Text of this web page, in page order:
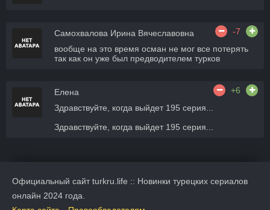
Самохвалова Ирина Вячеславовна
-7
вообще на это время осман не мог все потерять
так как он уже был предводителем турков
Елена
+6
Здравствуйте, когда выйдет 195 серия...
Здравствуйте, когда выйдет 195 серия...
Официальный сайт turkru.life :: Новинки турецких сериалов
онлайн 2024 года.